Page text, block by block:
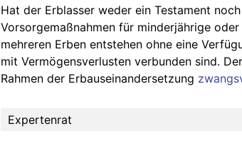
Hat der Erblasser weder ein Testament
Vorsorgemaßnahmen für minderjährige
mehreren Erben entstehen ohne eine
mit Vermögensverlusten verbunden sind.
Rahmen der Erbauseinandersetzung
Expertenrat